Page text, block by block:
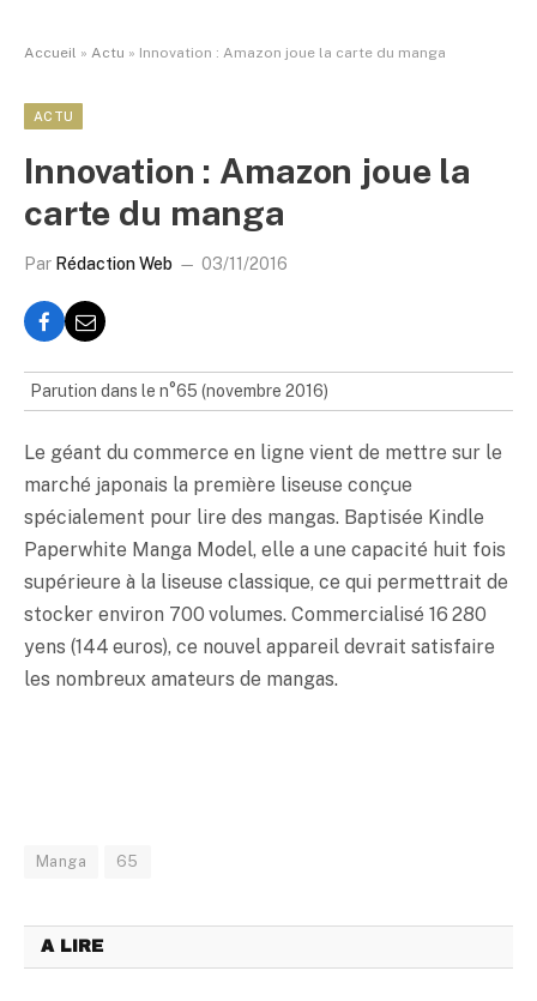
Accueil » Actu » Innovation : Amazon joue la carte du manga
ACTU
Innovation : Amazon joue la
carte du manga
Par Rédaction Web 03/11/2016
Parution dans le n°65 (novembre 2016)
Le géant du commerce en ligne vient de mettre sur le
marché japonais la première liseuse conçue
spécialement pour lire des mangas. Baptisée Kindle
Paperwhite Manga Model, elle a une capacité huit fois
supérieure à la liseuse classique, ce qui permettrait de
stocker environ 700 volumes. Commercialisé 16 280
yens (144 euros), ce nouvel appareil devrait satisfaire
les nombreux amateurs de mangas.
Manga 65
A LIRE